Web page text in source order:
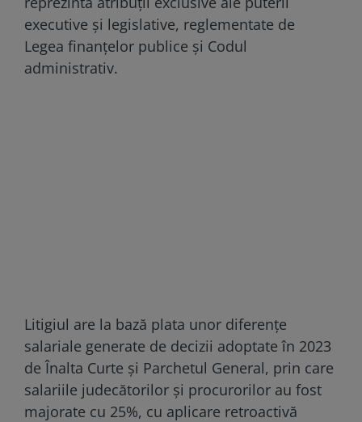
executive și legislative, reglementate de
Legea finanțelor publice și Codul
administrativ.
Litigiul are la bază plata unor diferențe
salariale generate de decizii adoptate în 2023
de Înalta Curte și Parchetul General, prin care
salariile judecătorilor și procurorilor au fost
majorate cu 25%, cu aplicare retroactivă